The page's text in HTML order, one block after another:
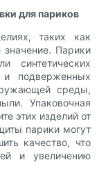
для париков
таких как
значение. Парики
синтетических
и подверженных
среды,
Упаковочная
этих изделий от
парики могут
качество, что
и увеличению